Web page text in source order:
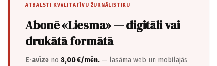
ATBALSTI KVALITATĪVU ŽURNĀLISTIKU
Abonē «Liesma» — digitāli vai
drukātā formātā
E-avīze no 8,00 €/mēn. — lasāma web un mobilajās